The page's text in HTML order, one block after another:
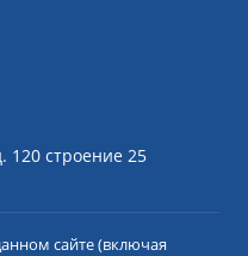
120 строение 25
сайте (включая